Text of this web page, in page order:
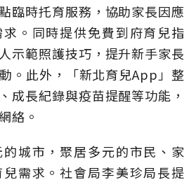
臨時托育服務，協助家長因應
。同時提供免費到府育兒指
示範照護技巧，提升新手家長
。此外，「新北育兒App」整
成長紀錄與疫苗提醒等功能，
絡。
城市，聚居多元的市民、家
需求。社會局李美珍局長提